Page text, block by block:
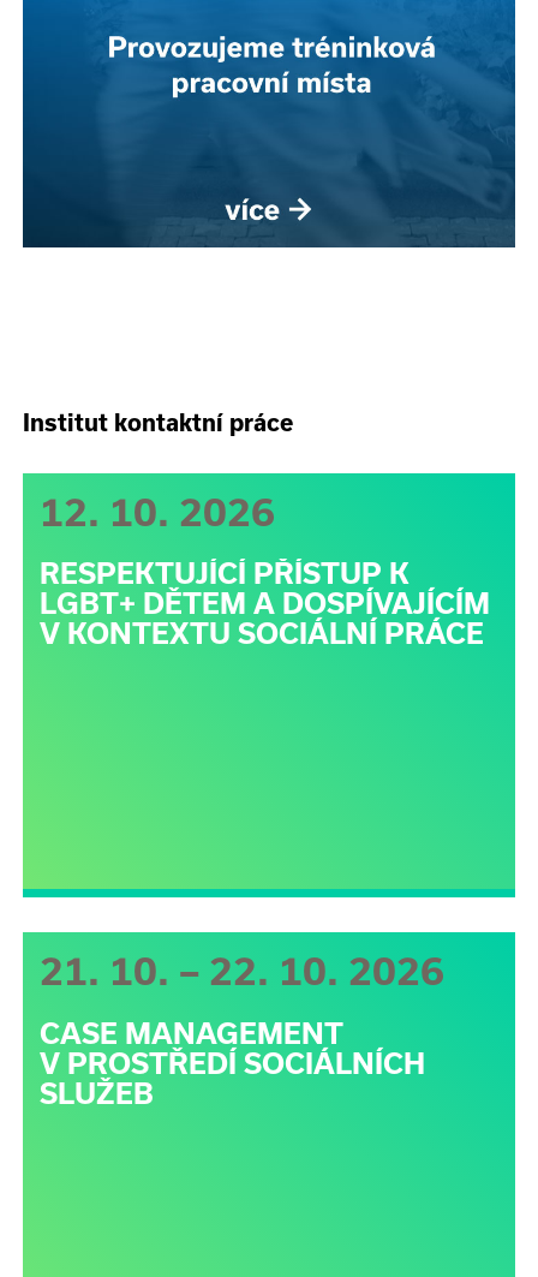
Institut kontaktní práce
12. 10. 2026
RESPEKTUJÍCÍ PŘÍSTUP K
LGBT+ DĚTEM A DOSPÍVAJÍCÍM
V KONTEXTU SOCIÁLNÍ PRÁCE
21. 10. – 22. 10. 2026
CASE MANAGEMENT
V PROSTŘEDÍ SOCIÁLNÍCH
SLUŽEB